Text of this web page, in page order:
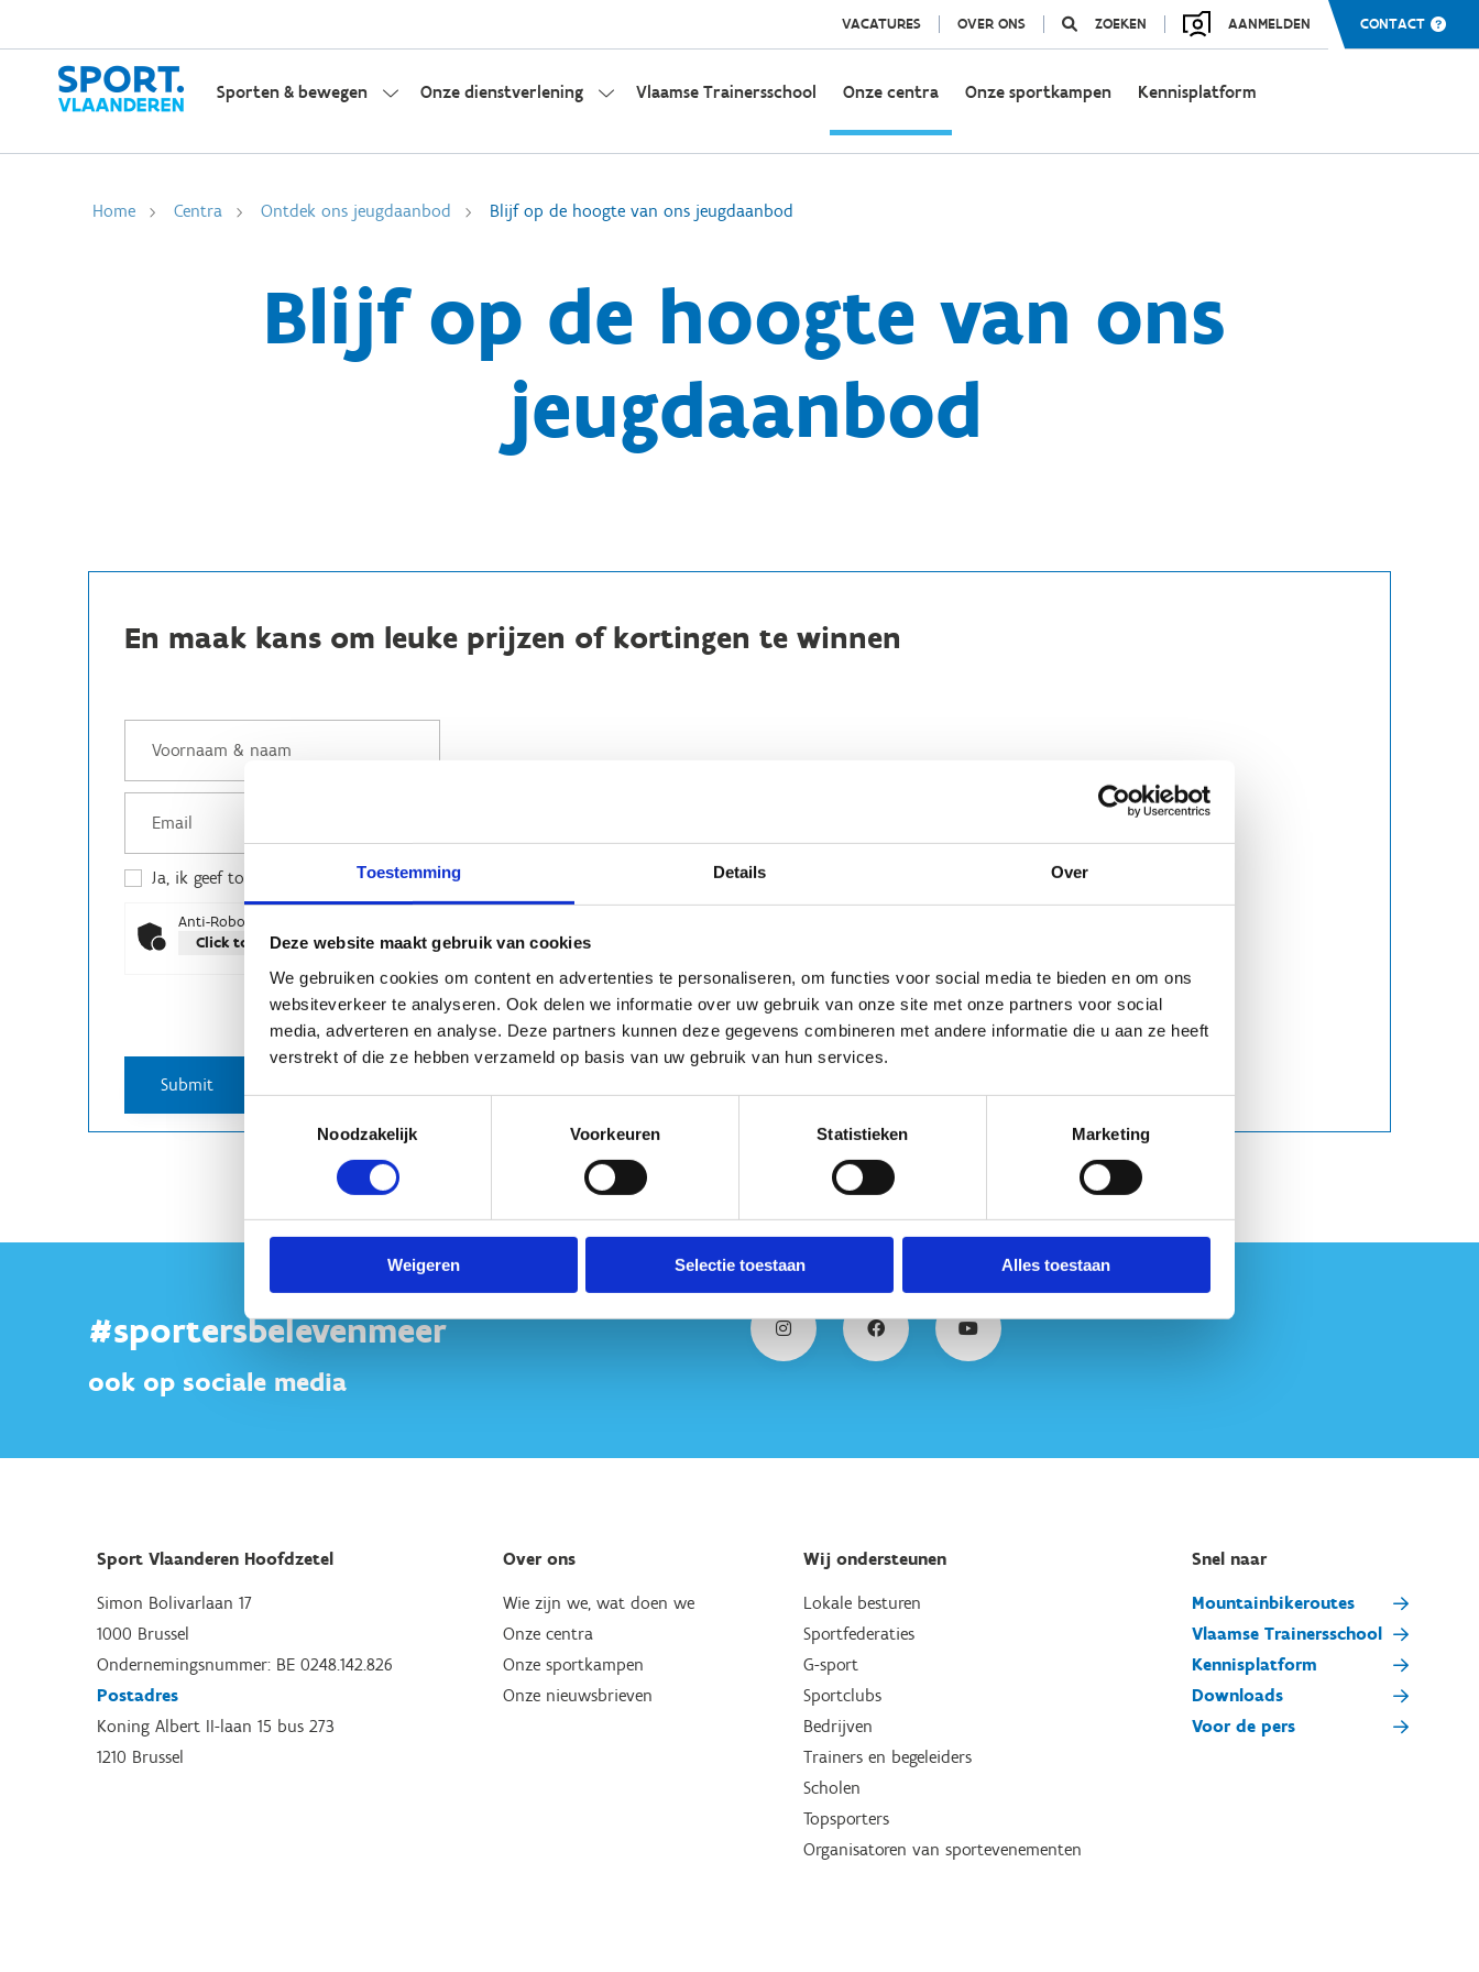
Toestemming Details Over
Deze website maakt gebruik van cookies
We gebruiken cookies om content en advertenties te personaliseren, om functies voor social media te bieden en om ons
websiteverkeer te analyseren. Ook delen we informatie over uw gebruik van onze site met onze partners voor social
media, adverteren en analyse. Deze partners kunnen deze gegevens combineren met andere informatie die u aan ze heeft
verstrekt of die ze hebben verzameld op basis van uw gebruik van hun services.
Noodzakelijk
Voorkeuren Statistieken Marketing
Weigeren Selectie toestaan Alles toestaan
VACATURES OVER ONS ZOEKEN AANMELDEN CONTACT
Sporten & bewegen Onze dienstverlening Vlaamse Trainersschool Onze centra Onze sportkampen Kennisplatform
Home Centra Ontdek ons jeugdaanbod Blijf op de hoogte van ons jeugdaanbod
Blijf op de hoogte van ons
jeugdaanbod
En maak kans om leuke prijzen of kortingen te winnen
Ja, ik geef toestemming om mijn gegevens op te slaan en te verwerken.
Anti-Robot Verification
Click to start verification
#sportersbelevenmeer
ook op sociale media
Sport Vlaanderen Hoofdzetel
Simon Bolivarlaan 17
1000 Brussel
Ondernemingsnummer: BE 0248.142.826
Postadres
Koning Albert II-laan 15 bus 273
1210 Brussel
Over ons
Wie zijn we, wat doen we
Onze centra
Onze sportkampen
Onze nieuwsbrieven
Wij ondersteunen
Lokale besturen
Sportfederaties
G-sport
Sportclubs
Bedrijven
Trainers en begeleiders
Scholen
Topsporters
Organisatoren van sportevenementen
Snel naar
Mountainbikeroutes
Vlaamse Trainersschool
Kennisplatform
Downloads
Voor de pers